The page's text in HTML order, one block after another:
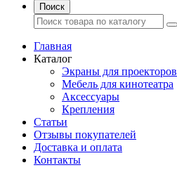
Поиск
Главная
Каталог
Экраны для проекторов
Mебель для кинотеатра
Аксессуары
Крепления
Статьи
Отзывы покупателей
Доставка и оплата
Контакты